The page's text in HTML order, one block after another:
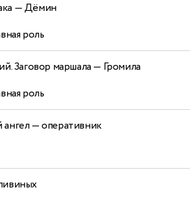
— Дёмин
роль
Заговор маршала— Громила
роль
— оперативник